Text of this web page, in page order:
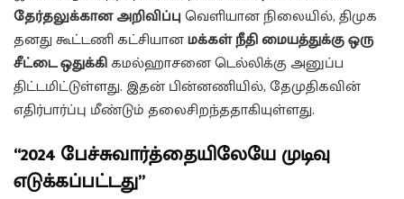
தேர்தலுக்கான அறிவிப்புவெளியான நிலையில், திமுக
தனது கூட்டணி கட்சியானமக்கள் நீதி மையத்துக்கு ஒரு
சீட்டை ஒதுக்கிகமல்ஹாசனை டெல்லிக்கு அனுப்ப
திட்டமிட்டுள்ளது. இதன் பின்னணியில், தேமுதிகவின்
எதிர்பார்ப்பு மீண்டும் தலைசிறந்ததாகியுள்ளது.
“2024 பேச்சுவார்த்தையிலேயே முடிவு
எடுக்கப்பட்டது”